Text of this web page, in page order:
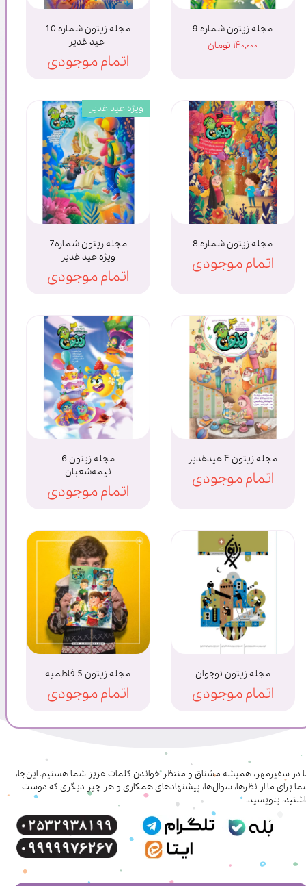
مجله زیتون شماره 9
۱۴۰,۰۰۰ تومان
مجله زیتون شماره 10
-عید غدیر
اتمام موجودی
مجله زیتون شماره 8
اتمام موجودی
مجله زیتون شماره7
ویژه عید غدیر
اتمام موجودی
ویژه عید غدیر
مجله زیتون ۴ عیدغدیر
اتمام موجودی
مجله زیتون 6
نیمه‌شعبان
اتمام موجودی
مجله زیتون نوجوان
اتمام موجودی
مجله زیتون 5 فاطمیه
اتمام موجودی
در سفیرمهر، همیشه مشتاق و منتظر خواندن کلمات عزیز شما هستیم. این‌جا،
برای ما از نظرها، سوال‌ها، پیشنهادهای همکاری‌ و هر چیز دیگری که دوست
بنویسید.